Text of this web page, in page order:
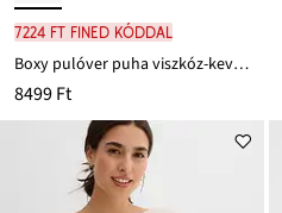
7224 Ft FINED kóddal
Boxy pulóver puha viszkóz-keverékből
8499 Ft